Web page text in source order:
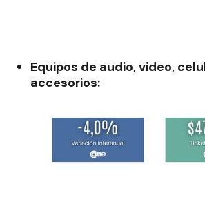
Equipos de audio, video,
accesorios: